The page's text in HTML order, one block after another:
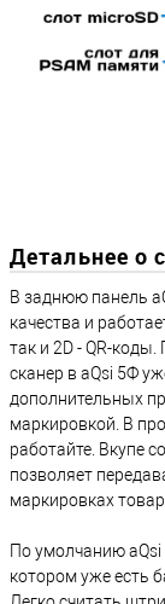
Детальнее о
В заднюю панель
качества и
так и 2D - QR-
сканер в aQsi 5Ф
дополнительных
маркировкой. В
работайте. Вкупе
позволяет
маркировках
По умолчанию aQsi
котором уже есть